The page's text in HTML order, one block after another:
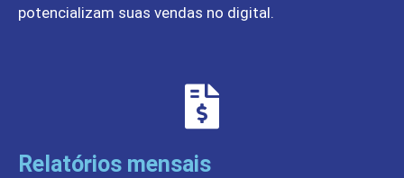
potencializam suas vendas no digital.
Relatórios mensais